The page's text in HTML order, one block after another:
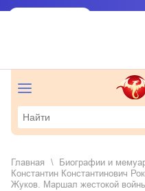
Главная
биографии и
Константин Константинович
Жуков. Маршал жестокой